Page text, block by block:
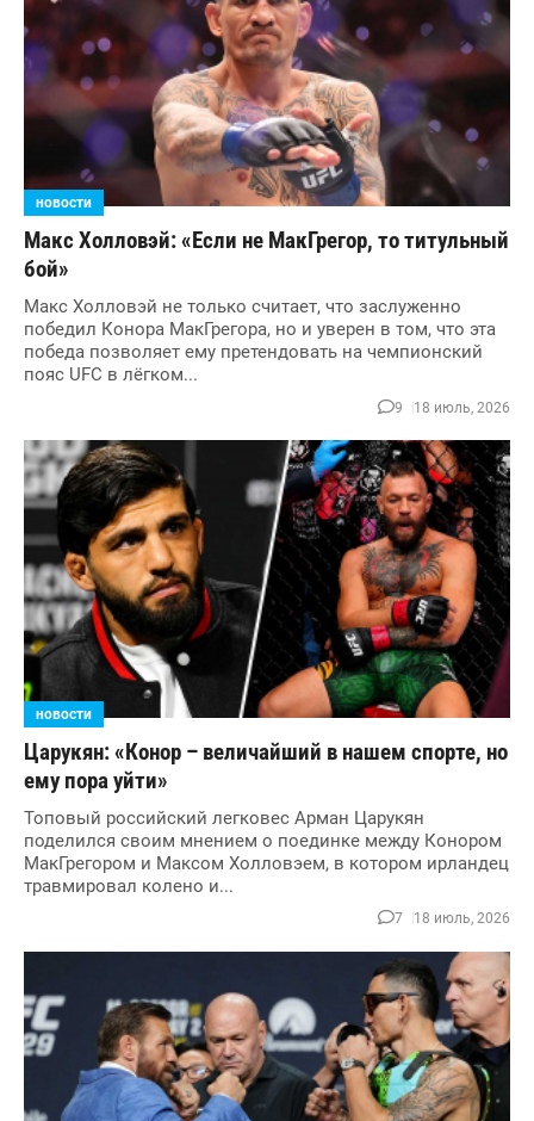
новости
Макс Холловэй: «Если не МакГрегор, то титульный
бой»
Макс Холловэй не только считает, что заслуженно
победил Конора МакГрегора, но и уверен в том, что эта
победа позволяет ему претендовать на чемпионский
пояс UFC в лёгком...
9 18 июль, 2026
новости
Царукян: «Конор – величайший в нашем спорте, но
ему пора уйти»
Топовый российский легковес Арман Царукян
поделился своим мнением о поединке между Конором
МакГрегором и Максом Холловэем, в котором ирландец
травмировал колено и...
7 18 июль, 2026